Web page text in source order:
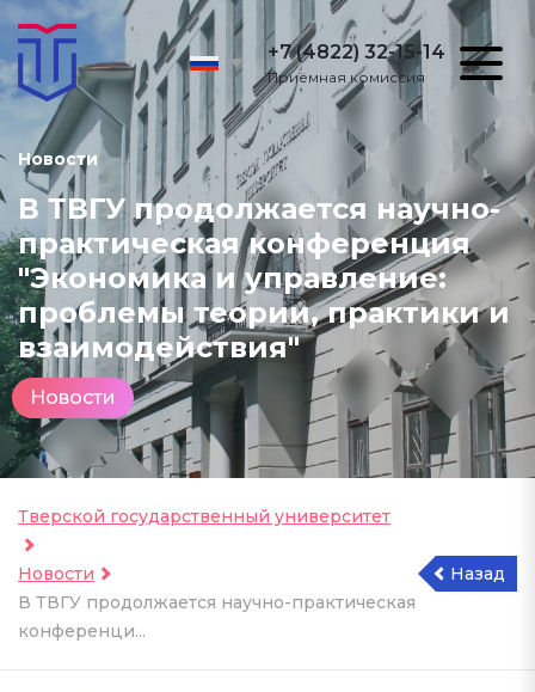
+7 (4822) 32-15-14
Приёмная комиссия
Новости
В ТВГУ продолжается научно-
практическая конференция
"Экономика и управление:
проблемы теории, практики и
взаимодействия"
Новости
Тверской государственный университет
Новости
В ТВГУ продолжается научно-практическая
конференци...
Назад